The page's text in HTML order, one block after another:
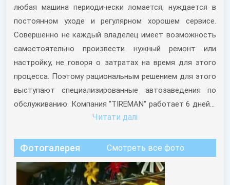
любая машина периодически ломается, нуждается в
постоянном уходе и регулярном хорошем сервисе.
Совершенно не каждый владелец имеет возможность
самостоятельно произвести нужный ремонт или
настройку, не говоря о затратах на время для этого
процесса. Поэтому рациональным решением для этого
выступают специализированные автозаведения по
обслуживанию. Компания "TIREMAN" работает 6 дней в
воскресенье, чтобы удобно и надежно провести все
Шиномонтаж "TIREMAN" в г. Киверцы – это территория
низких цен, где можно приобрести аккумуляторы,
Читати далi
Фотогалерея Смотреть все фото